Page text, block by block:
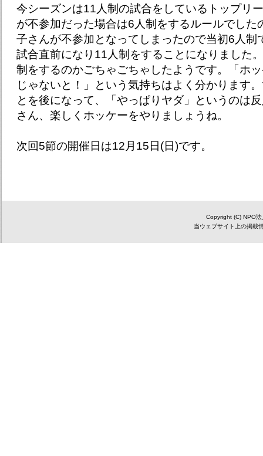
今シーズンは11人制の試合をしているトップリ
が不参加だった場合は6人制をするルールでした
子さんが不参加となってしまったので当初6人制
試合直前になり11人制をすることになりました
制をするのかごちゃごちゃしたようです。「ホ
じゃないと！」という気持ちはよく分かります
とを後になって、「やっぱりヤダ」というのは
さん、楽しくホッケーをやりましょうね。
次回5節の開催日は12月15日(日)です。
Copyright (C) NPO
当ウェブサイト上の掲載